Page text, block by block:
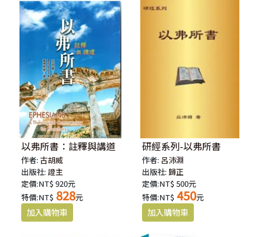
以弗所書：註釋與講道
作者:古胡威
出版社:證主
定價:NT$ 920元
特價:NT$ 828元
研經系列-以弗所書
作者: 呂沛淵
出版社:歸正
定價:NT$ 500元
特價:NT$ 450元